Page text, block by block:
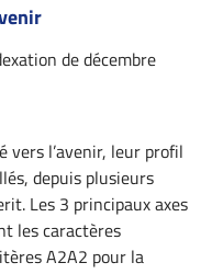
de décembre
vers l’avenir, leur profil
depuis plusieurs
Les 3 principaux axes
les caractères
A2A2 pour la